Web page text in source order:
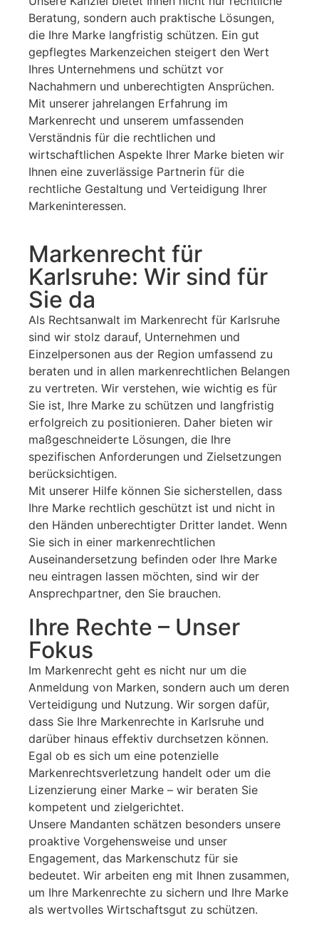
Beratung, sondern auch praktische Lösungen,
die Ihre Marke langfristig schützen. Ein gut
gepflegtes Markenzeichen steigert den Wert
Ihres Unternehmens und schützt vor
Nachahmern und unberechtigten Ansprüchen.
Mit unserer jahrelangen Erfahrung im
Markenrecht und unserem umfassenden
Verständnis für die rechtlichen und
wirtschaftlichen Aspekte Ihrer Marke bieten wir
Ihnen eine zuverlässige Partnerin für die
rechtliche Gestaltung und Verteidigung Ihrer
Markeninteressen.
Markenrecht für
Karlsruhe: Wir sind für
Sie da
Als Rechtsanwalt im Markenrecht für Karlsruhe
sind wir stolz darauf, Unternehmen und
Einzelpersonen aus der Region umfassend zu
beraten und in allen markenrechtlichen Belangen
zu vertreten. Wir verstehen, wie wichtig es für
Sie ist, Ihre Marke zu schützen und langfristig
erfolgreich zu positionieren. Daher bieten wir
maßgeschneiderte Lösungen, die Ihre
spezifischen Anforderungen und Zielsetzungen
berücksichtigen.
Mit unserer Hilfe können Sie sicherstellen, dass
Ihre Marke rechtlich geschützt ist und nicht in
den Händen unberechtigter Dritter landet. Wenn
Sie sich in einer markenrechtlichen
Auseinandersetzung befinden oder Ihre Marke
neu eintragen lassen möchten, sind wir der
Ansprechpartner, den Sie brauchen.
Ihre Rechte – Unser
Fokus
Im Markenrecht geht es nicht nur um die
Anmeldung von Marken, sondern auch um deren
Verteidigung und Nutzung. Wir sorgen dafür,
dass Sie Ihre Markenrechte in Karlsruhe und
darüber hinaus effektiv durchsetzen können.
Egal ob es sich um eine potenzielle
Markenrechtsverletzung handelt oder um die
Lizenzierung einer Marke – wir beraten Sie
kompetent und zielgerichtet.
Unsere Mandanten schätzen besonders unsere
proaktive Vorgehensweise und unser
Engagement, das Markenschutz für sie
bedeutet. Wir arbeiten eng mit Ihnen zusammen,
um Ihre Markenrechte zu sichern und Ihre Marke
als wertvolles Wirtschaftsgut zu schützen.